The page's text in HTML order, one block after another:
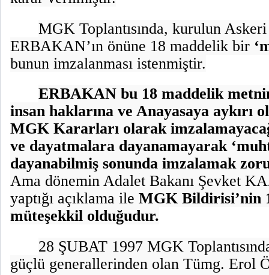
MGK Toplantısında, kurulun Askeri
ERBAKAN’ın önüne 18 maddelik bir
bunun imzalanması istenmiştir.
ERBAKAN bu 18 maddelik
insan haklarına ve Anayasaya aykırı
MGK Kararları olarak
ve dayatmalara dayanamayarak
dayanabilmiş sonunda imzalamak
Ama dönemin Adalet Bakanı Şevket
yaptığı açıklama ile MGK Bildirisi’nin
müteşekkil olduğudur.
28 ŞUBAT 1997 MGK
güçlü generallerinden olan Tümg. Erol